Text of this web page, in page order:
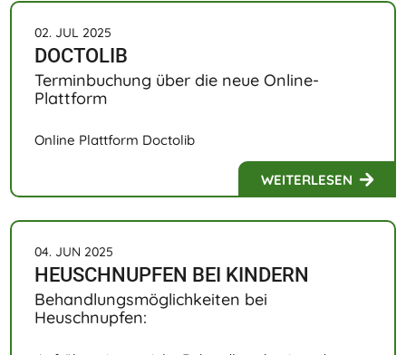
02. JUL 2025
DOCTOLIB
Terminbuchung über die neue Online-
Plattform
Online Plattform Doctolib
WEITERLESEN
04. JUN 2025
HEUSCHNUPFEN BEI KINDERN
Behandlungsmöglichkeiten bei
Heuschnupfen: